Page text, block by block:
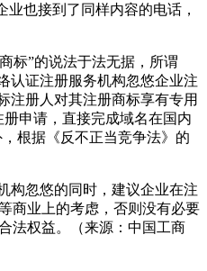
也接到了同样内容的电话，
标”的说法于法无据，所谓
认证注册服务机构忽悠企业注
注册人对其注册商标享有专用
申请，直接完成域名在国内
根据《反不正当竞争法》的
构忽悠的同时，建议企业在注
商业上的考虑，否则没有必要
法权益。（来源：中国工商